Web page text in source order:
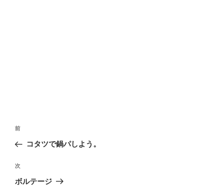
投
ナ
ビ
ゲ
前
の
稿
前
コタツで鍋パしよう。
次
の
次
ボルテージ